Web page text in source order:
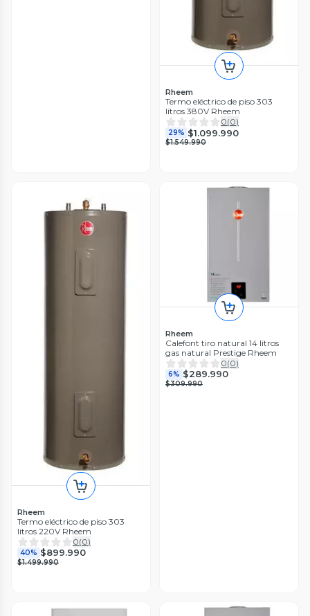
Rheem
Termo eléctrico de piso 303
litros 380V Rheem
0(0)
29% $1.099.990
$1.549.990
Rheem
Termo eléctrico de piso 303
litros 220V Rheem
0(0)
40% $899.990
$1.499.990
Rheem
Calefont tiro natural 14 litros
gas natural Prestige Rheem
0(0)
6% $289.990
$309.990